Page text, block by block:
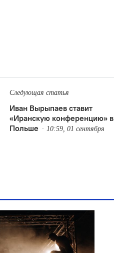
Следующая статья
Иван Вырыпаев ставит
«Иранскую конференцию» в
Польше
10:59, 01 сентября